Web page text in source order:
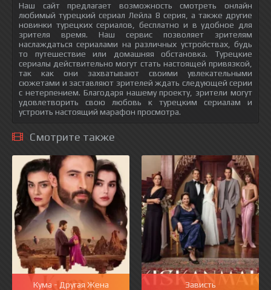
Наш сайт предлагает возможность смотреть онлайн
любимый турецкий сериал Лейла 8 серия, а также другие
новинки турецких сериалов, бесплатно и в удобное для
зрителя время. Наш сервис позволяет зрителям
наслаждаться сериалами на различных устройствах, будь
то путешествие или домашняя обстановка. Турецкие
сериалы действительно могут стать настоящей привязкой,
так как они захватывают своими увлекательными
сюжетами и заставляют зрителей ждать следующей серии
с нетерпением. Благодаря нашему проекту, зрители могут
удовлетворить свою любовь к турецким сериалам и
устроить настоящий марафон просмотра.
Смотрите также
Кума - Другая Жена Зависть